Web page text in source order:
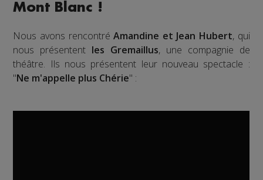
Mont Blanc !
Nous avons rencontréAmandine et Jean Hubert, qui
nous présentent les Gremaillus, une compagnie de
théâtre. Ils nous présentent leur nouveau spectacle :
"Ne m'appelle plus Chérie" :